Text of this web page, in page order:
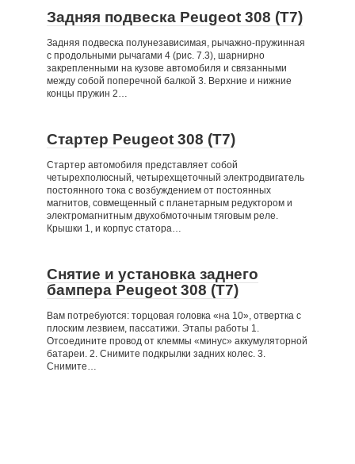
Задняя подвеска Peugeot 308 (T7)
Задняя подвеска полунезависимая, рычажно-пружинная
с продольными рычагами 4 (рис. 7.3), шарнирно
закрепленными на кузове автомобиля и связанными
между собой поперечной балкой 3. Верхние и нижние
концы пружин 2…
Стартер Peugeot 308 (T7)
Стартер автомобиля представляет собой
четырехполюсный, четырехщеточный электродвигатель
постоянного тока с возбуждением от постоянных
магнитов, совмещенный с планетарным редуктором и
электромагнитным двухобмоточным тяговым реле.
Крышки 1, и корпус статора…
Снятие и установка заднего
бампера Peugeot 308 (T7)
Вам потребуются: торцовая головка «на 10», отвертка с
плоским лезвием, пассатижи. Этапы работы 1.
Отсоедините провод от клеммы «минус» аккумуляторной
батареи. 2. Снимите подкрылки задних колес. 3.
Снимите…